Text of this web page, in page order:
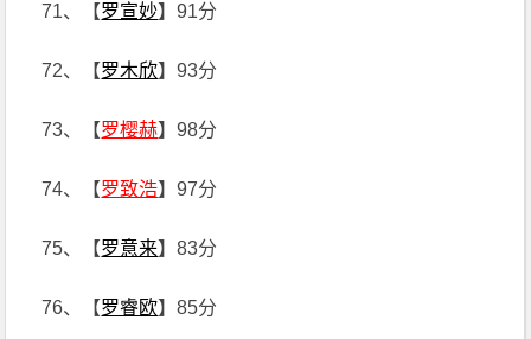
71、【罗宣妙】91分
72、【罗木欣】93分
73、【罗樱赫】98分
74、【罗致浩】97分
75、【罗意来】83分
76、【罗睿欧】85分